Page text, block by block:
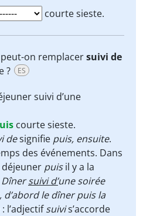
courte sieste.
peut-on remplacersuivi de
?
ES
suivi d’une
courte sieste.
designifie puis, ensuite.
des événements. Dans
puisil y a la
Dînersuivi d’une soirée
d’abord le dîner puis la
l’adjectifsuivis’accorde